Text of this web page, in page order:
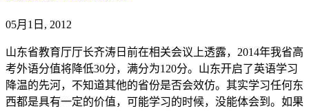
05月1日, 2012
山东省教育厅厅长齐涛日前在相关会议上透露，2014年我省高
考外语分值将降低30分，满分为120分。山东开启了英语学习
降温的先河，不知道其他的省份是否会效仿。其实学习任何东
西都是具有一定的价值，可能学习的时候，没能体会到。如果